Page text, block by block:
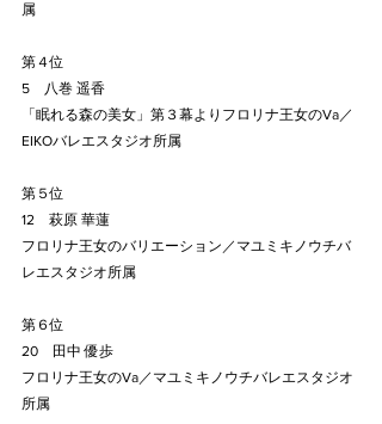
属
第４位
5　八巻 遥香
「眠れる森の美女」第３幕よりフロリナ王女のVa／
EIKOバレエスタジオ所属
第５位
12　萩原 華蓮
フロリナ王女のバリエーション／マユミキノウチバ
レエスタジオ所属
第６位
20　田中 優歩
フロリナ王女のVa／マユミキノウチバレエスタジオ
所属